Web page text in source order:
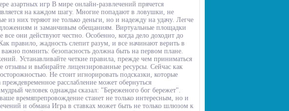
азартных игр В мире онлайн-развлечений прячется
на каждом шагу. Многие попадают в ловушки, не
из них теряют не только деньги, но и надежду на удачу. Легче
и заманчивым обещаниям. Виртуальные площадки
все они действуют честно. Особенно, когда дело доходит до
правило, жадность слепит разум, и все начинают верить в
помнить: безопасность должна быть на первом плане.
Устанавливайте четкие правила, прежде чем приниматься
отзывы и выбирайте лицензированные ресурсы. Сейчас как
Не стоит игнорировать подсказки, которые
расслабление может обернуться
человек однажды сказал: "Береженого бог бережет".
времяпрепровождение станет не только интересным, но и
и обмана Игра в ставках может быть не только шлюзом к